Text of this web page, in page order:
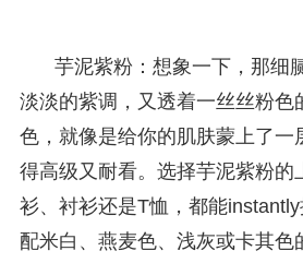
芋泥紫粉：想象一下，那细
淡淡的紫调，又透着一丝丝粉色
色，就像是给你的肌肤蒙上了一
得高级又耐看。选择芋泥紫粉的
衫、衬衫还是T恤，都能
配米白、燕麦色、浅灰或卡其色